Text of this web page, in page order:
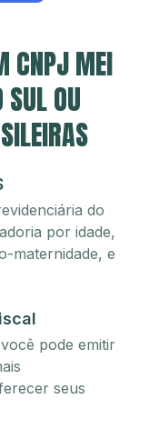
CNPJ MEI
OU
do
por idade,
maternidade, e
pode emitir
seus